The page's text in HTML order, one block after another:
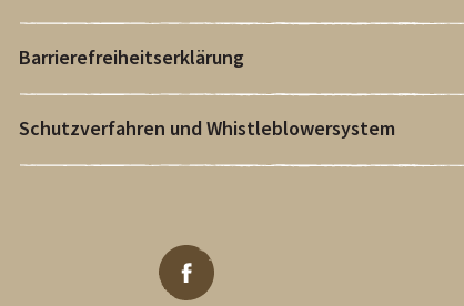
Barrierefreiheitserklärung
Schutzverfahren und Whistleblowersystem